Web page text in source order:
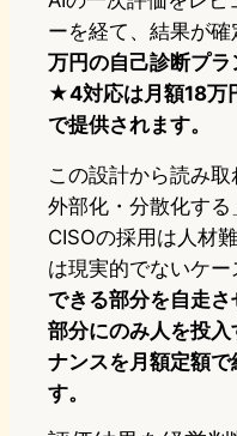
ーを経て、結果が確
万円の自己診断プラ
★4対応は月額18万
で提供されます。
この設計から読み
外部化・分散化す
CISOの採用は人材
は現実的でないケー
できる部分を自走
部分にのみ人を投
ナンスを月額定額
す。